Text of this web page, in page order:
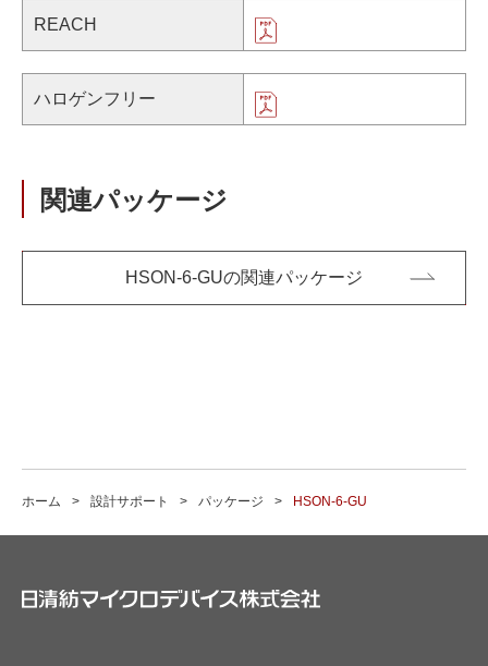
REACH
ハロゲンフリー
関連パッケージ
HSON-6-GUの関連パッケージ
ホーム 設計サポート パッケージ HSON-6-GU